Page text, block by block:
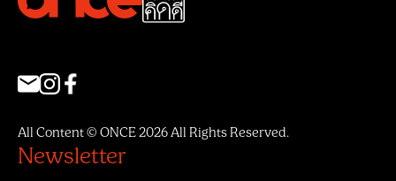
All Content © ONCE 2026 All Rights Reserved.
Newsletter